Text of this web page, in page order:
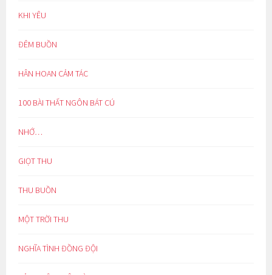
KHI YÊU
ĐÊM BUỒN
HÂN HOAN CẢM TÁC
100 BÀI THẤT NGÔN BÁT CÚ
NHỚ…
GIỌT THU
THU BUỒN
MỘT TRỜI THU
NGHĨA TÌNH ĐỒNG ĐỘI